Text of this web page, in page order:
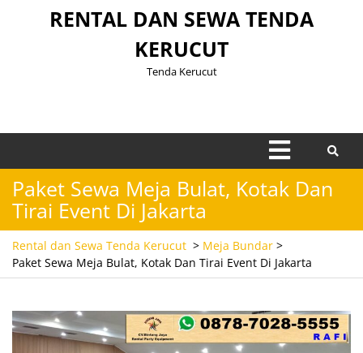
RENTAL DAN SEWA TENDA
KERUCUT
Tenda Kerucut
Open
Menu
Paket Sewa Meja Bulat, Kotak Dan
Tirai Event Di Jakarta
Rental dan Sewa Tenda Kerucut > Meja Bundar >
Paket Sewa Meja Bulat, Kotak Dan Tirai Event Di Jakarta